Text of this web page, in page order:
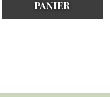
PANIER